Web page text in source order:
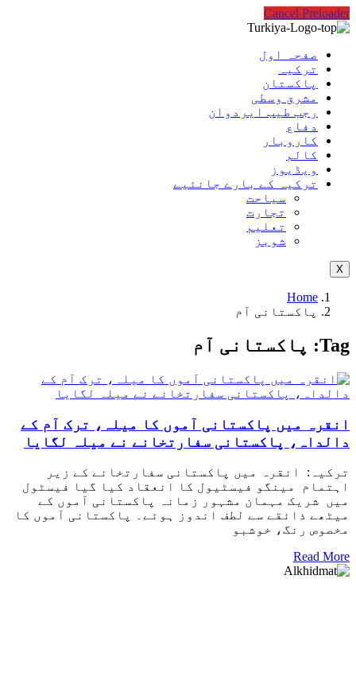
Cancel Preloader
صفحہ اول
ترکیہ
پاکستان
مشرق وسطی
رجب طیب ایردوان
دفاع
کاروبار
کالم
ویڈیوز
ترکیہ کے بارے جانئیے
سیاحت
تجارت
تعلیم
شوبز
X
Home
پاکستانی آم
Tag: پاکستانی آم
انقرہ میں پاکستانی آموں کا میلہ، ترک آم کے
دالداہ، پاکستانی سفارتخانے نے میلہ لگایا
ترکیہ: انقرہ میں پاکستانی سفارتخانے کے زیر
اہتمام مینگو فیسٹیول کا انعقاد کیا گیا فیسٹول
میں شریک مہمان مشہور زمانہ پاکستانی آموں کے
میٹھے ذائقے سے لطف اندوز ہوئے۔ پاکستانی آموں کا
مخصوص رنگ، خوشبو
Read More